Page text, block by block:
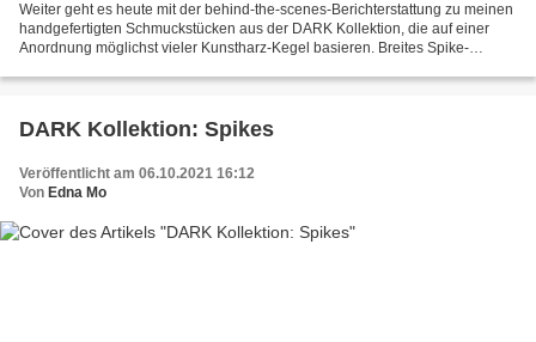
Weiter geht es heute mit der behind-the-scenes-Berichterstattung zu meinen
handgefertigten Schmuckstücken aus der DARK Kollektion, die auf einer
Anordnung möglichst vieler Kunstharz-Kegel basieren. Breites Spike-
DARK Kollektion: Spikes
Veröffentlicht am 06.10.2021 16:12
Von Edna Mo